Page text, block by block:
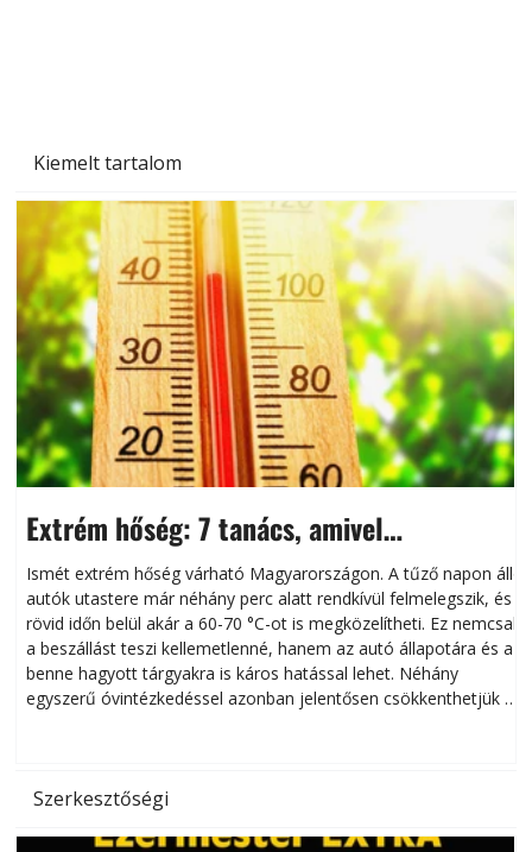
Kiemelt tartalom
Extrém hőség: 7 tanács, amivel
megóvhatjuk autónkat a nyári károktól
Ismét extrém hőség várható Magyarországon. A tűző napon álló
autók utastere már néhány perc alatt rendkívül felmelegszik, és
rövid időn belül akár a 60-70 °C-ot is megközelítheti. Ez nemcsak
a beszállást teszi kellemetlenné, hanem az autó állapotára és a
benne hagyott tárgyakra is káros hatással lehet. Néhány
egyszerű óvintézkedéssel azonban jelentősen csökkenthetjük a
Szerkesztőségi